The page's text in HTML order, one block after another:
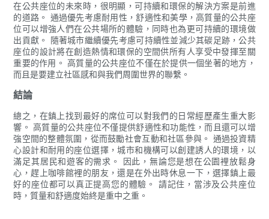
在公共座位的未來時，很明顯，可持續和環保的解決方案是前進
的道路。 通過優先考慮耐用性，舒適性和美學，高質量的公共座
位可以增強人們在公共場所的體驗，同時也為更可持續的環境做
出貢獻。 隨著城市繼續優先考慮可持續性並減少其碳足跡，公共
座位的設計將在創造熱情和環保的空間供所有人享受中發揮至關
重要的作用。 高質量的公共座位不僅在於提供一個坐著的地方，
而且是要建立社區感和與我們周圍世界的聯繫。
結論
總之，在鎮上找到最好的席位可以對我們的日常經歷產生重大影
響。 高質量的公共座位不僅提供舒適性和功能性，而且還可以增
強空間的整體氛圍，從而鼓勵社會互動和社區參與。 通過投資精
心設計和耐用的座位選擇，城市和機構可以創建誘人的環境，以
滿足其居民和遊客的需求。 因此，無論您是想在公園裡放鬆身
心，趕上咖啡館裡的朋友，還是在外出時休息一下，選擇鎮上最
好的座位都可以真正提高您的體驗。 請記住，當涉及公共座位
時，質量和舒適度始終是重中之重。